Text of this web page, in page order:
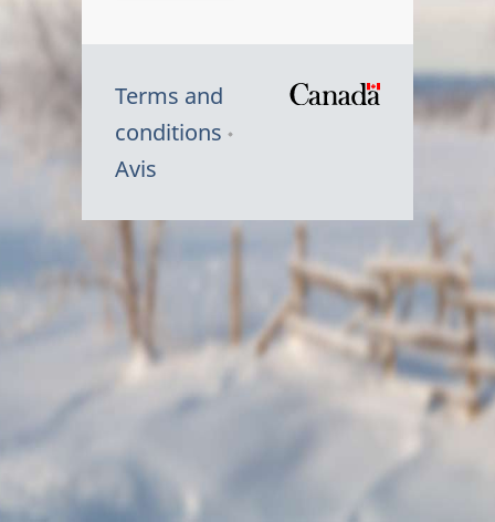
Terms and
conditions
Avis
Symbole
Canada